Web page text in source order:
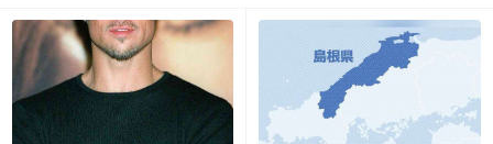
でも、三代目の叩きトピばっかりやめてほしい